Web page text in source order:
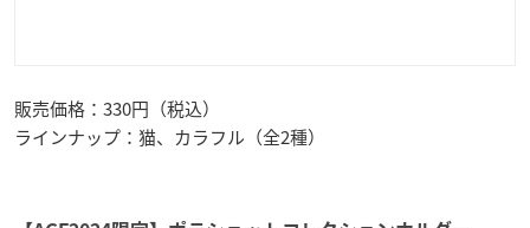
販売価格：330円（税込）
ラインナップ：猫、カラフル（全2種）